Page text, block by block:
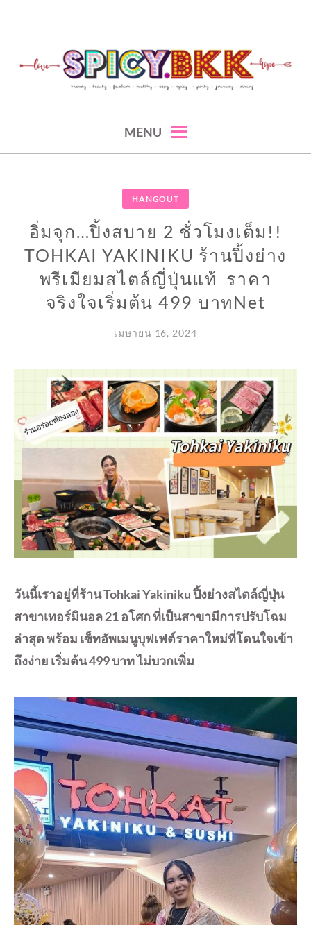
content
MENU
HANGOUT
อิ่มจุก…ปิ้งสบาย 2 ชั่วโมงเต็ม!!
TOHKAI YAKINIKU ร้านปิ้งย่าง
พรีเมียมสไตล์ญี่ปุ่นแท้ ราคา
จริงใจเริ่มต้น 499 บาทNet
เมษายน 16, 2024
วันนี้เราอยู่ที่ร้าน Tohkai Yakiniku ปิ้งย่างสไตล์ญี่ปุ่น
สาขาเทอร์มินอล 21 อโศก ที่เป็นสาขามีการปรับโฉม
ล่าสุด พร้อม เซ็ทอัพเมนูบุฟเฟต์ราคาใหม่ที่โดนใจเข้า
ถึงง่าย เริ่มต้น 499 บาท ไม่บวกเพิ่ม